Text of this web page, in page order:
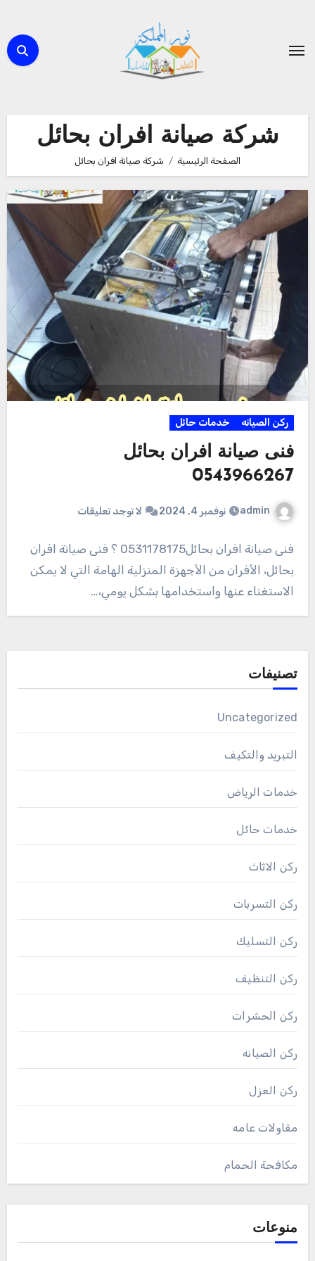
المحتوى
شركة صيانة افران بحائل
الصفحة الرئيسية شركة صيانة افران بحائل
ركن الصيانه خدمات حائل
فنى صيانة افران بحائل
0543966267
admin نوفمبر 4, 2024 لا توجد تعليقات
فنى صيانة افران بحائل0531178175 ؟ فنى صيانة افران
بحائل، الأفران من الأجهزة المنزلية الهامة التي لا يمكن
الاستغناء عنها واستخدامها بشكل يومي،…
تصنيفات
Uncategorized
التبريد والتكيف
خدمات الرياض
خدمات حائل
ركن الاثاث
ركن التسربات
ركن التسليك
ركن التنظيف
ركن الحشرات
ركن الصيانه
ركن العزل
مقاولات عامه
مكافحة الحمام
منوعات